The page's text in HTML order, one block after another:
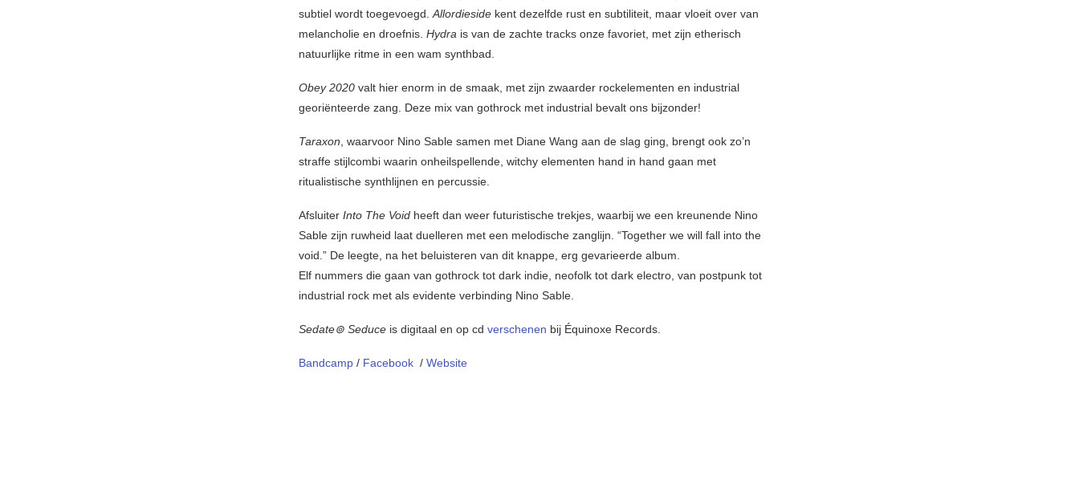
subtiel wordt toegevoegd.Allordieside kent dezelfde rust en subtiliteit, maar vloeit over van
melancholie en droefnis. Hydra is van de zachte tracks onze favoriet, met zijn etherisch
natuurlijke ritme in een wam synthbad.
Obey 2020 valt hier enorm in de smaak, met zijn zwaarder rockelementen en industrial
georiënteerde zang. Deze mix van gothrock met industrial bevalt ons bijzonder!
Taraxon, waarvoor Nino Sable samen met Diane Wang aan de slag ging, brengt ook zo’n
straffe stijlcombi waarin onheilspellende, witchy elementen hand in hand gaan met
ritualistische synthlijnen en percussie.
Afsluiter Into The Void heeft dan weer futuristische trekjes, waarbij we een kreunende Nino
Sable zijn ruwheid laat duelleren met een melodische zanglijn. “Together we will fall into the
void.” De leegte, na het beluisteren van dit knappe, erg gevarieerde album.
Elf nummers die gaan van gothrock tot dark indie, neofolk tot dark electro, van postpunk tot
industrial rock met als evidente verbinding Nino Sable.
Sedate⊚ Seduce is digitaal en op cd verschenen bij Équinoxe Records.
Bandcamp / Facebook / Website